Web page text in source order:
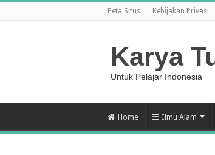
Peta Situs Kebijakan Privasi
Karya
Untuk Pelajar Indonesia
Home Ilmu Alam